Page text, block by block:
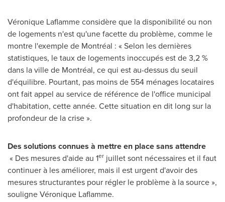
Véronique Laflamme considère que la disponibilité ou non
de logements n'est qu'une facette du problème, comme le
montre l'exemple de Montréal : « Selon les dernières
statistiques, le taux de logements inoccupés est de 3,2 %
dans la ville de Montréal, ce qui est au-dessus du seuil
d'équilibre. Pourtant, pas moins de 554 ménages locataires
ont fait appel au service de référence de l'office municipal
d'habitation, cette année. Cette situation en dit long sur la
profondeur de la crise ».
Des solutions connues à mettre en place sans attendre
« Des mesures d'aide au 1er juillet sont nécessaires et il faut
continuer à les améliorer, mais il est urgent d'avoir des
mesures structurantes pour régler le problème à la source »,
souligne Véronique Laflamme.